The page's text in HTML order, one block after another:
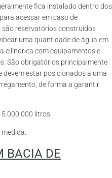
fica instalado dentro dos
acessar em caso de
reservatórios construídos
uma quantidade de água em
cilíndrica com equipamentos e
São obrigatórios principalmente
devem estar posicionados a uma
de forma a garantir
litros.
BACIA DE